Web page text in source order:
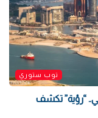
توب ستوري
“رؤية” تكشف